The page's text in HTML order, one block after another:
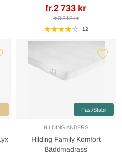
fr.2 733 kr
fr.3 215 kr
12
Fast/Stabil
HILDING ANDERS
Hilding Family Komfort
Bäddmadrass